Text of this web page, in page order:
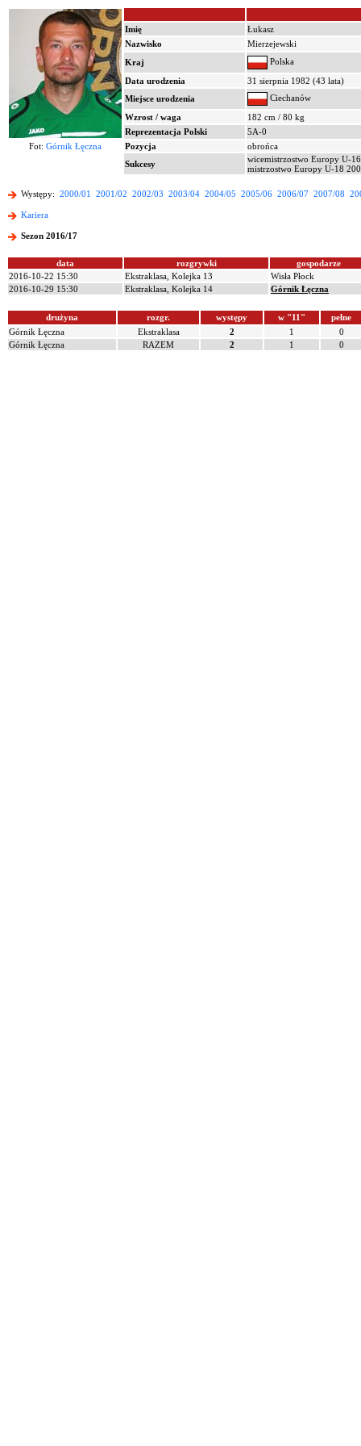
Imię
Łukasz
Nazwisko
Mierzejewski
Kraj
Polska
Data urodzenia
31 sierpnia 1982 (43 lata)
Miejsce urodzenia
Ciechanów
Wzrost / waga
182 cm / 80 kg
Reprezentacja Polski
5A-0
Fot: Górnik Łęczna Pozycja
obrońca
Sukcesy
wicemistrzostwo Europy U-
mistrzostwo Europy U-18
Występy: 2000/01 2001/02 2002/03 2003/04 2004/05 2005/06 2006/07 2007/08
Kariera
Sezon 2016/17
data rozgrywki
gospodarze
2016-10-22 15:30
Ekstraklasa, Kolejka 13
Wisła Płock
2016-10-29 15:30
Ekstraklasa, Kolejka 14 Górnik Łęczna
drużyna rozgr. występy w "11"
pełne
Górnik Łęczna
Ekstraklasa 2 1
0
Górnik Łęczna
RAZEM 2 1 0